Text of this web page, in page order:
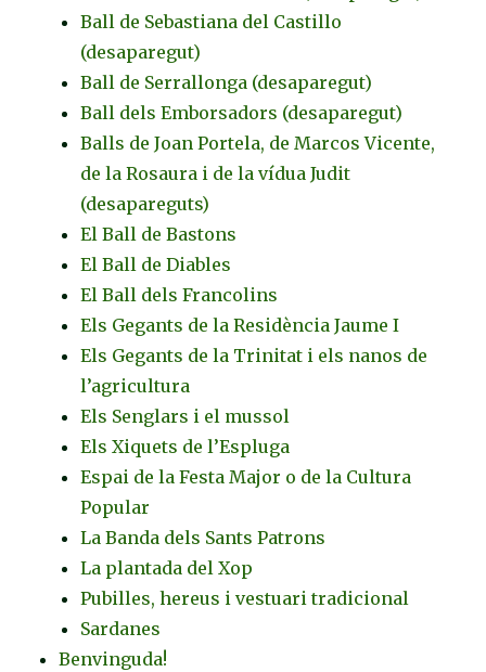
Ball de Sebastiana del Castillo
(desaparegut)
Ball de Serrallonga (desaparegut)
Ball dels Emborsadors (desaparegut)
Balls de Joan Portela, de Marcos Vicente,
de la Rosaura i de la vídua Judit
(desapareguts)
El Ball de Bastons
El Ball de Diables
El Ball dels Francolins
Els Gegants de la Residència Jaume I
Els Gegants de la Trinitat i els nanos de
l’agricultura
Els Senglars i el mussol
Els Xiquets de l’Espluga
Espai de la Festa Major o de la Cultura
Popular
La Banda dels Sants Patrons
La plantada del Xop
Pubilles, hereus i vestuari tradicional
Sardanes
Benvinguda!